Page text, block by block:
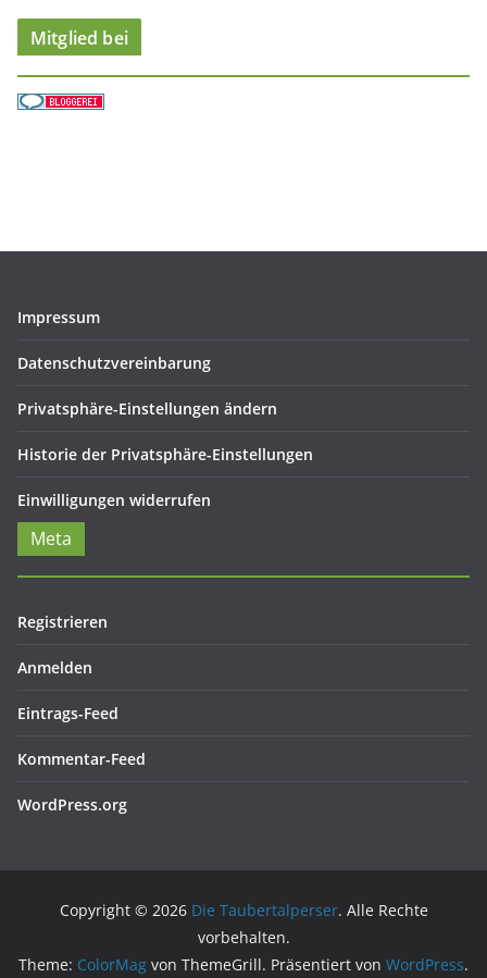
Mitglied bei
Impressum
Datenschutzvereinbarung
Privatsphäre-Einstellungen ändern
Historie der Privatsphäre-Einstellungen
Einwilligungen widerrufen
Meta
Registrieren
Anmelden
Eintrags-Feed
Kommentar-Feed
WordPress.org
Copyright © 2026 Die Taubertalperser. Alle Rechte
vorbehalten.
Theme: ColorMag von ThemeGrill. Präsentiert von WordPress.